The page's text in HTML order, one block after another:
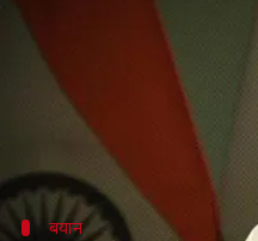
क्या है खबर?
प्रधानमंत्री नरेंद्र मोदी
उन्होंने कहा,
बयान